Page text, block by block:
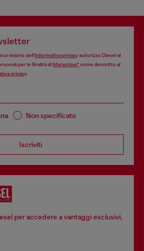
visione dell’informativa privacyautorizzo Diesel al
per le finalità diMarketing*come descritto al
privacy.
Non specificato
Iscriviti
per accedere a vantaggi esclusivi,